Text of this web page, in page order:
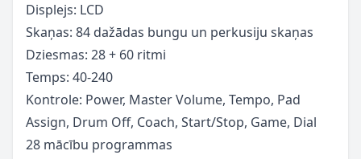
Displejs: LCD
Skaņas: 84 dažādas bungu un perkusiju skaņas
Dziesmas: 28 + 60 ritmi
Temps: 40-240
Kontrole: Power, Master Volume, Tempo, Pad
Assign, Drum Off, Coach, Start/Stop, Game, Dial
28 mācību programmas